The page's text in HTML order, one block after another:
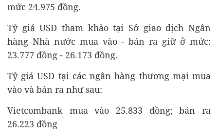
mức 24.975 đồng.
Tỷ giá USD tham khảo tại Sở giao dịch Ngân
hàng Nhà nước mua vào - bán ra giữ ở mức:
23.777 đồng - 26.173 đồng.
Tỷ giá USD tại các ngân hàng thương mại mua
vào và bán ra như sau:
Vietcombank mua vào 25.833 đồng; bán ra
26.223 đồng